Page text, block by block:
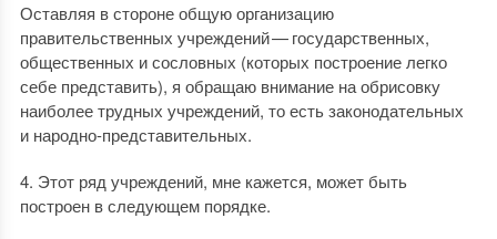
Оставляя в стороне общую организацию
правительственных учреждений — государственных,
общественных и сословных (которых построение легко
себе представить), я обращаю внимание на обрисовку
наиболее трудных учреждений, то есть законодательных
и народно-представительных.
4. Этот ряд учреждений, мне кажется, может быть
построен в следующем порядке.